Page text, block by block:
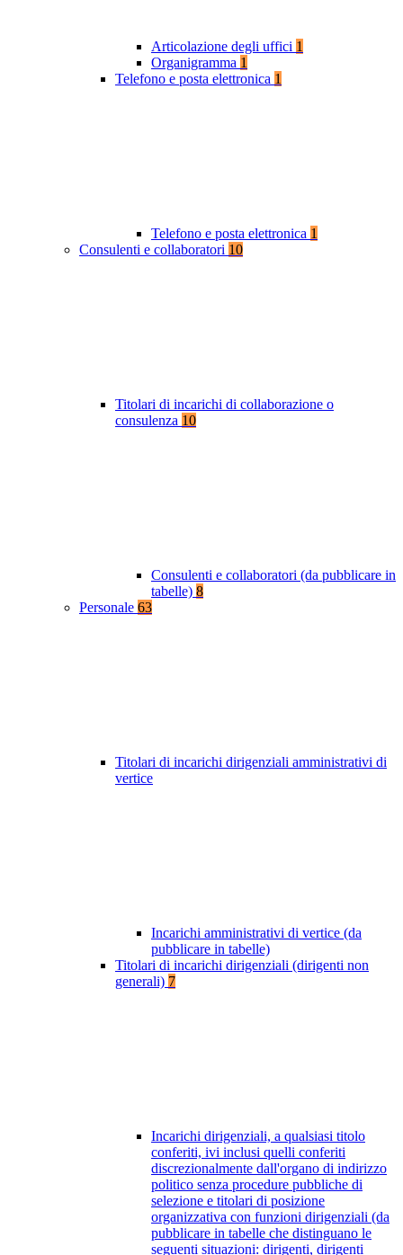
Articolazione degli uffici 1
Organigramma 1
Telefono e posta elettronica 1
Telefono e posta elettronica 1
Consulenti e collaboratori 10
Titolari di incarichi di collaborazione o
consulenza 10
Consulenti e collaboratori (da pubblicare in
tabelle) 8
Personale 63
Titolari di incarichi dirigenziali amministrativi di
vertice
Incarichi amministrativi di vertice (da
pubblicare in tabelle)
Titolari di incarichi dirigenziali (dirigenti non
generali) 7
Incarichi dirigenziali, a qualsiasi titolo
conferiti, ivi inclusi quelli conferiti
discrezionalmente dall'organo di indirizzo
politico senza procedure pubbliche di
selezione e titolari di posizione
organizzativa con funzioni dirigenziali (da
pubblicare in tabelle che distinguano le
seguenti situazioni: dirigenti, dirigenti